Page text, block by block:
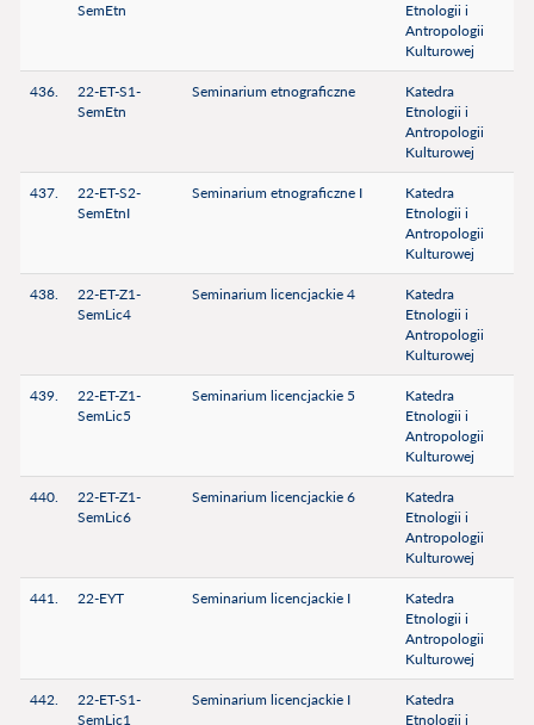
SemEtn
Etnologii i
Antropologii
Kulturowej
436.
22-ET-S1-
SemEtn
Seminarium etnograficzne
Katedra
Etnologii i
Antropologii
Kulturowej
437.
22-ET-S2-
SemEtnI
Seminarium etnograficzne I
Katedra
Etnologii i
Antropologii
Kulturowej
438.
22-ET-Z1-
SemLic4
Seminarium licencjackie 4
Katedra
Etnologii i
Antropologii
Kulturowej
439.
22-ET-Z1-
SemLic5
Seminarium licencjackie 5
Katedra
Etnologii i
Antropologii
Kulturowej
440.
22-ET-Z1-
SemLic6
Seminarium licencjackie 6
Katedra
Etnologii i
Antropologii
Kulturowej
441. 22-EYT Seminarium licencjackie I
Katedra
Etnologii i
Antropologii
Kulturowej
442.
22-ET-S1-
SemLic1
Seminarium licencjackie I
Katedra
Etnologii i